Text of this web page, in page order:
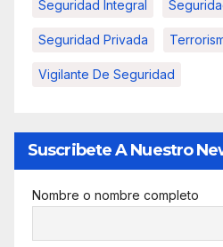
Seguridad Integral
Seguridad Privada
Vigilante De Seguridad
Suscribete A Nuestro
Nombre o nombre completo